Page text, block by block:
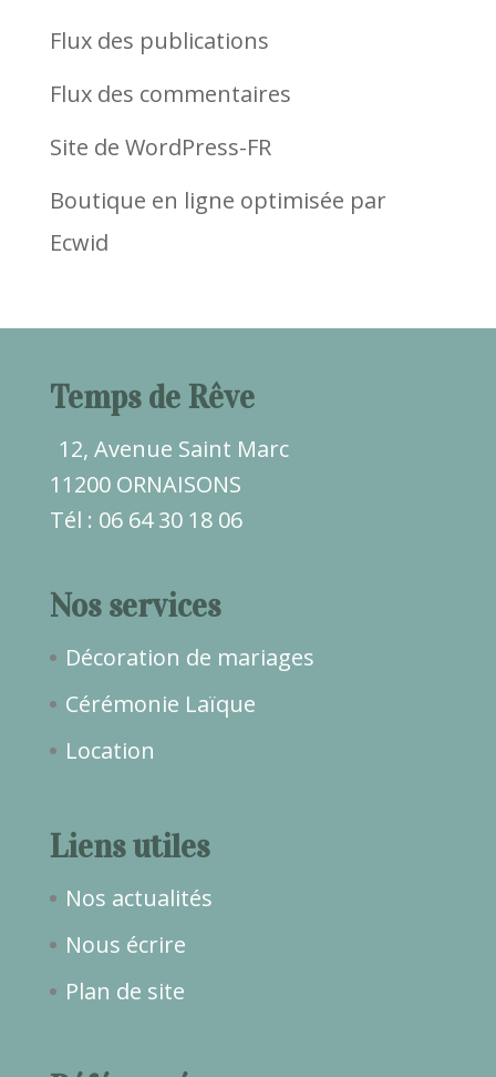
Flux des publications
Flux des commentaires
Site de WordPress-FR
Boutique en ligne optimisée par
Ecwid
Temps de Rêve
12, Avenue Saint Marc
11200 ORNAISONS
Tél : 06 64 30 18 06
Nos services
Décoration de mariages
Cérémonie Laïque
Location
Liens utiles
Nos actualités
Nous écrire
Plan de site